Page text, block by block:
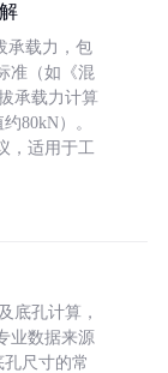
承载力，包
准（如《混
承载力计算
80kN）。
，适用于工
底孔计算，
业数据来源
孔尺寸的常